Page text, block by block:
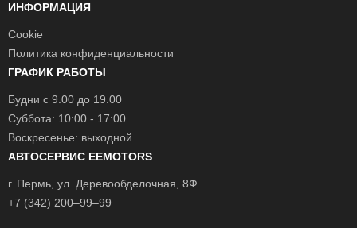
ИНФОРМАЦИЯ
Cookie
Политика конфиденциальности
ГРАФИК РАБОТЫ
Будни с 9.00 до 19.00
Суббота: 10:00 - 17:00
Воскресенье: выходной
АВТОСЕРВИС EEMOTORS
г. Пермь , ул. Деревообделочная, 8Ф
+7 (342) 200–99–99